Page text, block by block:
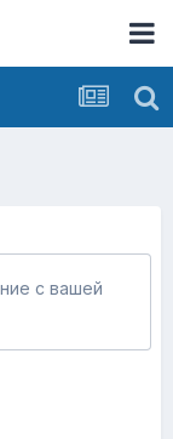
с вашей